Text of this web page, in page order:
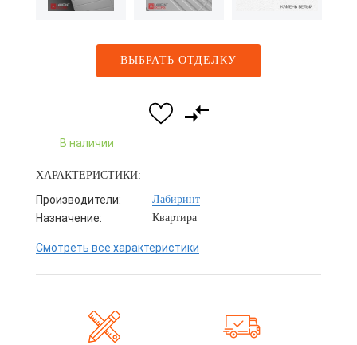
ВЫБРАТЬ ОТДЕЛКУ
В наличии
ХАРАКТЕРИСТИКИ:
Производители: Лабиринт
Назначение: Квартира
Смотреть все характеристики